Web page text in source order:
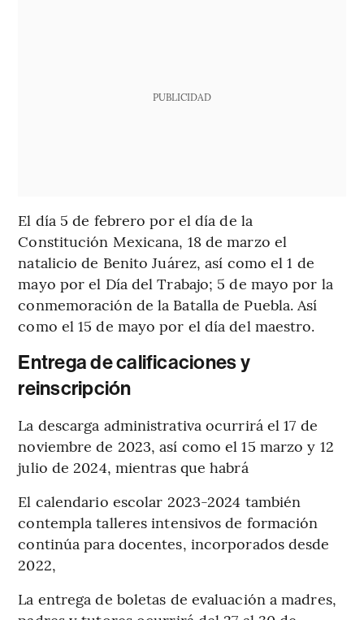
PUBLICIDAD
El día 5 de febrero por el día de la
Constitución Mexicana, 18 de marzo el
natalicio de Benito Juárez, así como el 1 de
mayo por el Día del Trabajo; 5 de mayo por la
conmemoración de la Batalla de Puebla. Así
como el 15 de mayo por el día del maestro.
Entrega de calificaciones y
reinscripción
La descarga administrativa ocurrirá el 17 de
noviembre de 2023, así como el 15 marzo y 12
julio de 2024, mientras que habrá
El calendario escolar 2023-2024 también
contempla talleres intensivos de formación
continúa para docentes, incorporados desde
2022,
La entrega de boletas de evaluación a madres,